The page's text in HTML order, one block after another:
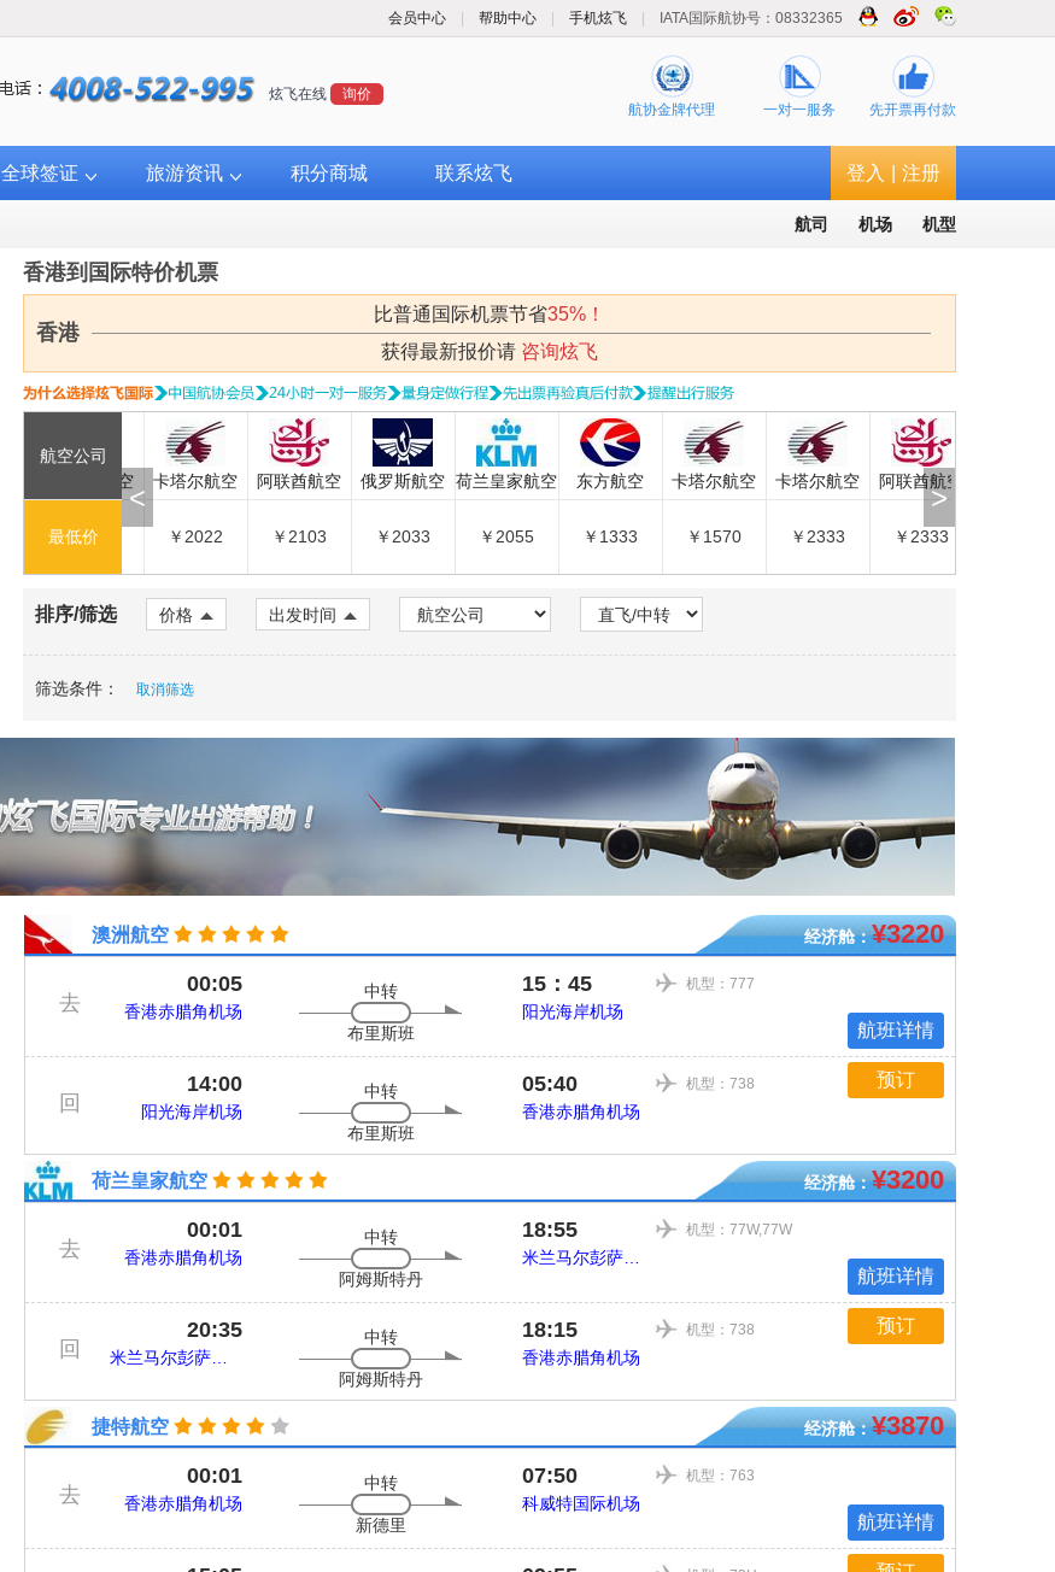
会员中心 帮助中心 手机炫飞 IATA国际航协号：08332365
航协金牌代理 一对一服务 先开票再付款
炫飞在线 询价
全球签证 旅游资讯 积分商城 联系炫飞 登入 注册
航司 机场 机型
香港到国际特价机票
香港
比普通国际机票节省35%！
获得最新报价请 咨询炫飞
航空公司
最低价
￥3180
卡塔尔航空
￥2022
阿联酋航空
￥2103
俄罗斯航空
￥2033
荷兰皇家航空
￥2055
东方航空
￥1333
卡塔尔航空
￥1570
卡塔尔航空
￥2333
阿联酋航空
￥2333
< >
排序/筛选 价格 出发时间
筛选条件： 取消筛选
澳洲航空 经济舱：¥3220
去
00:05
香港赤腊角机场
中转
布里斯班
15：45
阳光海岸机场
机型：777
航班详情
回
14:00
阳光海岸机场
中转
布里斯班
05:40
香港赤腊角机场
机型：738 预订
荷兰皇家航空 经济舱：¥3200
去
00:01
香港赤腊角机场
中转
阿姆斯特丹
18:55 机型：77W,77W
航班详情
回
20:35 中转
阿姆斯特丹
18:15
香港赤腊角机场
机型：738 预订
捷特航空 经济舱：¥3870
去
00:01
香港赤腊角机场
中转
新德里
07:50
科威特国际机场
机型：763
航班详情